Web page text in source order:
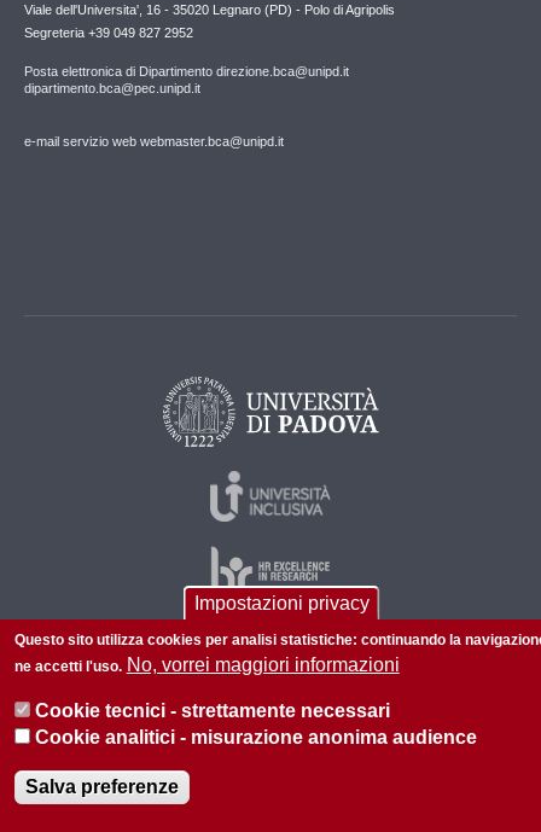
Viale dell'Universita', 16 - 35020 Legnaro (PD) - Polo di Agripolis
Segreteria +39 049 827 2952
Posta elettronica di Dipartimento direzione.bca@unipd.it
dipartimento.bca@pec.unipd.it
e-mail servizio web webmaster.bca@unipd.it
© 2026 Università di Padova - Tutti i diritti riservati
P.I. 00742430283 C.F. 80006480281
Informazioni su questo sito Privacy
Impostazioni privacy
Questo sito utilizza cookies per analisi statistiche: continuando la
ne accetti l'uso. No, vorrei maggiori informazioni
Cookie tecnici - strettamente necessari
Cookie analitici - misurazione anonima audience
Salva preferenze